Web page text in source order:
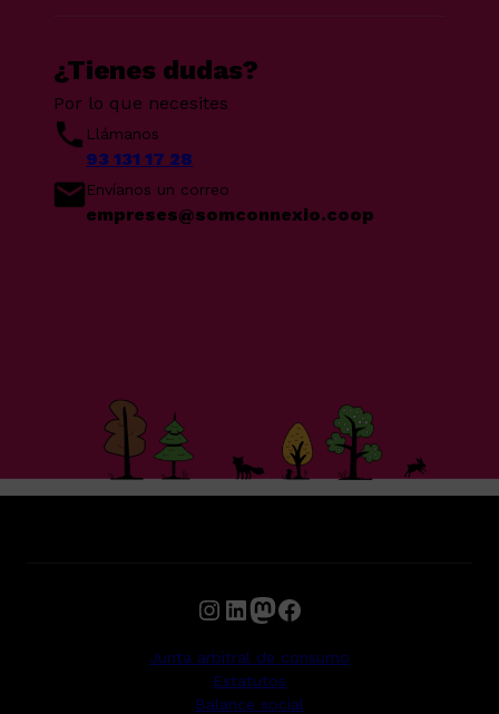
¿Tienes dudas?
Por lo que necesites
Llámanos
93 131 17 28
Envíanos un correo
empreses@somconnexio.coop
Instagram LinkedIn Mastodon Facebook
Junta arbitral de consumo
Estatutos
Balance social